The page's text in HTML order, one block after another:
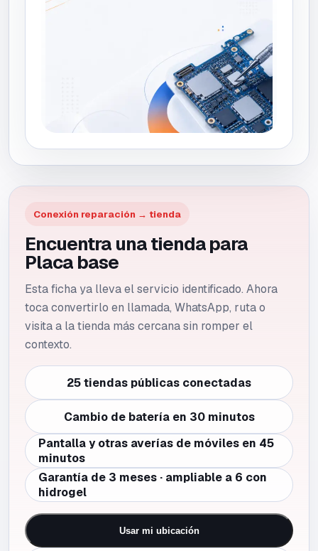
Conexión reparación → tienda
Encuentra una tienda para
Placa base
Esta ficha ya lleva el servicio identificado. Ahora
toca convertirlo en llamada, WhatsApp, ruta o
visita a la tienda más cercana sin romper el
contexto.
25 tiendas públicas conectadas
Cambio de batería en 30 minutos
Pantalla y otras averías de móviles en 45
minutos
Garantía de 3 meses · ampliable a 6 con
hidrogel
Usar mi ubicación